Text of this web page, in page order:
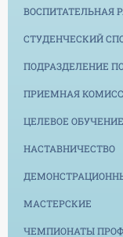
ВОСПИТАТЕЛЬНАЯ
СТУДЕНЧЕСКИЙ
ПОДРАЗДЕЛЕНИЕ
ПРИЕМНАЯ
ЦЕЛЕВОЕ ОБУЧЕНИЕ
НАСТАВНИЧЕСТВО
МАСТЕРСКИЕ
ЧЕМПИОНАТЫ